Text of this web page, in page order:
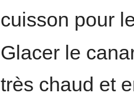
cuisson pour
Glacer le
très chaud et